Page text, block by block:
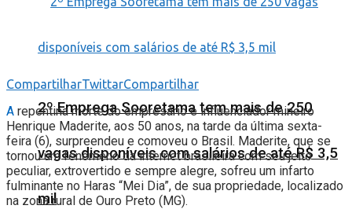
2º Emprega Sooretama tem mais de 250
vagas disponíveis com salários de até R$ 3,5
mil
CompartilharTwittarCompartilhar
A repentina morte do empresário e influenciador mineiro
Henrique Maderite, aos 50 anos, na tarde da última sexta-
feira (6), surpreendeu e comoveu o Brasil. Maderite, que se
tornou um fenômeno da internet brasileira com seu jeito
peculiar, extrovertido e sempre alegre, sofreu um infarto
fulminante no Haras “Mei Dia”, de sua propriedade, localizado
na zona rural de Ouro Preto (MG).